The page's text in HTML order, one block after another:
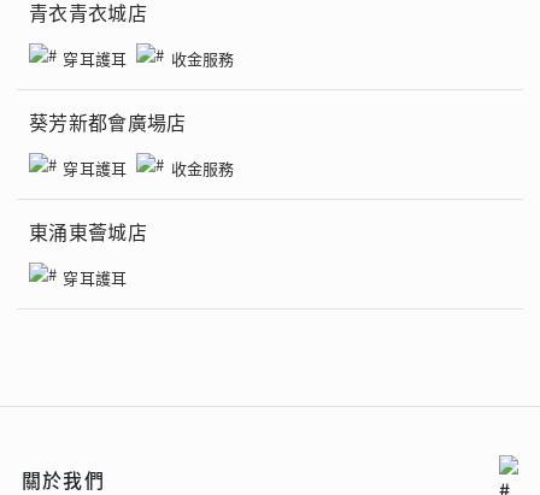
青衣青衣城店
穿耳護耳 收金服務
葵芳新都會廣場店
穿耳護耳 收金服務
東涌東薈城店
穿耳護耳
關於我們